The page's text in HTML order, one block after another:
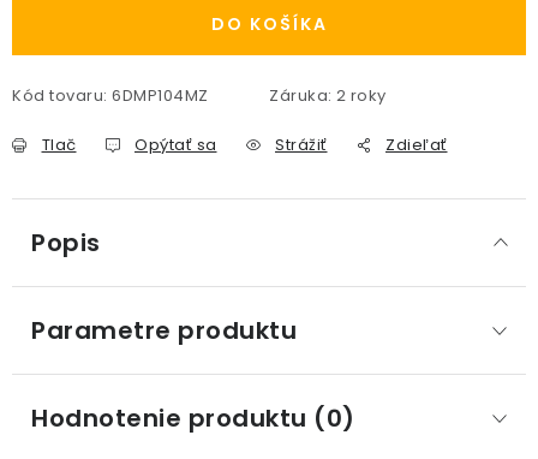
DO KOŠÍKA
Kód tovaru: 6DMP104MZ Záruka: 2 roky
Tlač Opýtať sa Strážiť Zdieľať
Popis
Parametre produktu
Hodnotenie produktu (0)